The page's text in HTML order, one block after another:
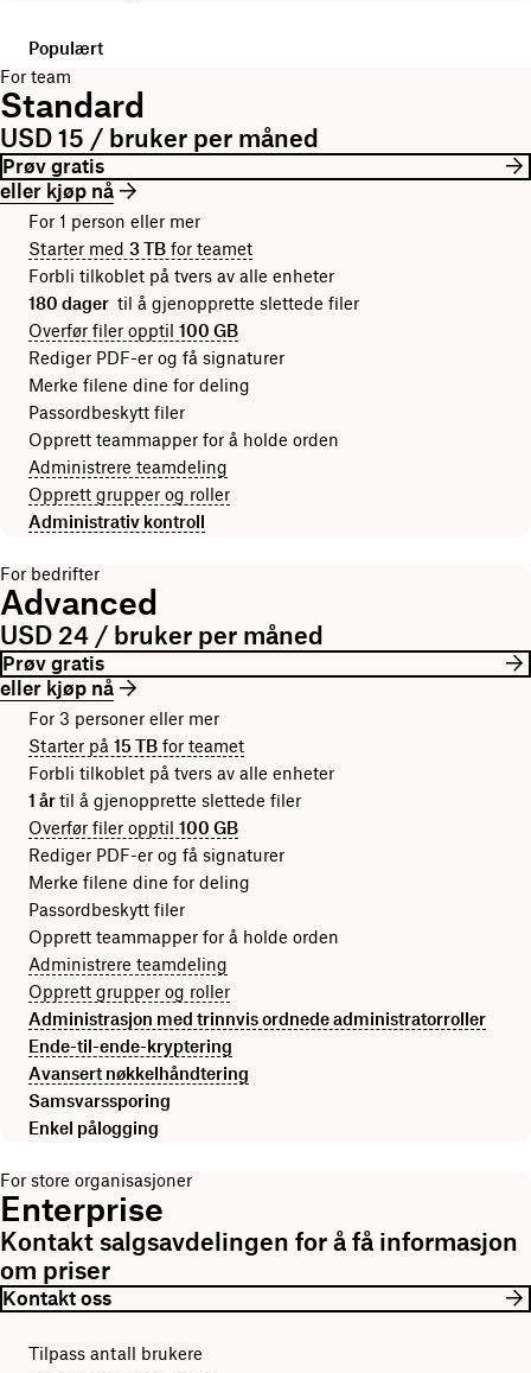
Populært
For team
Standard
USD 15 / bruker per måned
Prøv gratis
eller kjøp nå
For 1 person eller mer
Starter med 3 TB for teamet
Forbli tilkoblet på tvers av alle enheter
180 dager til å gjenopprette slettede filer
Overfør filer opptil 100 GB
Rediger PDF-er og få signaturer
Merke filene dine for deling
Passordbeskytt filer
Opprett teammapper for å holde orden
Administrere teamdeling
Opprett grupper og roller
Administrativ kontroll
For bedrifter
Advanced
USD 24 / bruker per måned
Prøv gratis
eller kjøp nå
For 3 personer eller mer
Starter på 15 TB for teamet
Forbli tilkoblet på tvers av alle enheter
1 årtil å gjenopprette slettede filer
Overfør filer opptil 100 GB
Rediger PDF-er og få signaturer
Merke filene dine for deling
Passordbeskytt filer
Opprett teammapper for å holde orden
Administrere teamdeling
Opprett grupper og roller
Administrasjon med trinnvis ordnede administratorroller
Ende-til-ende-kryptering
Avansert nøkkelhåndtering
Samsvarssporing
Enkel pålogging
For store organisasjoner
Enterprise
Kontakt salgsavdelingen for å få informasjon
om priser
Kontakt oss
Tilpass antall brukere